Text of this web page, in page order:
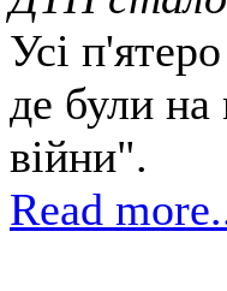
Усі
де були на
війни".
Read